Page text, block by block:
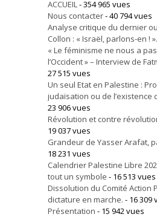
ACCUEIL- 354 965 vues
Nous contacter- 40 794 vues
Analyse critique du dernier
Collon : « Israël, parlons-en ! ».
« Le féminisme ne nous a
l’Occident » – Interview de
27 515 vues
Un seul Etat en Palestine :
judaïsation ou de l’existence
23 906 vues
Révolution et contre
19 037 vues
Grandeur de Yasser Arafat,
18 231 vues
Calendrier Palestine Libre
tout un symbole - 16 513 vues
Dissolution du Comité Action
dictature en marche. - 16 309
Présentation - 15 942 vues